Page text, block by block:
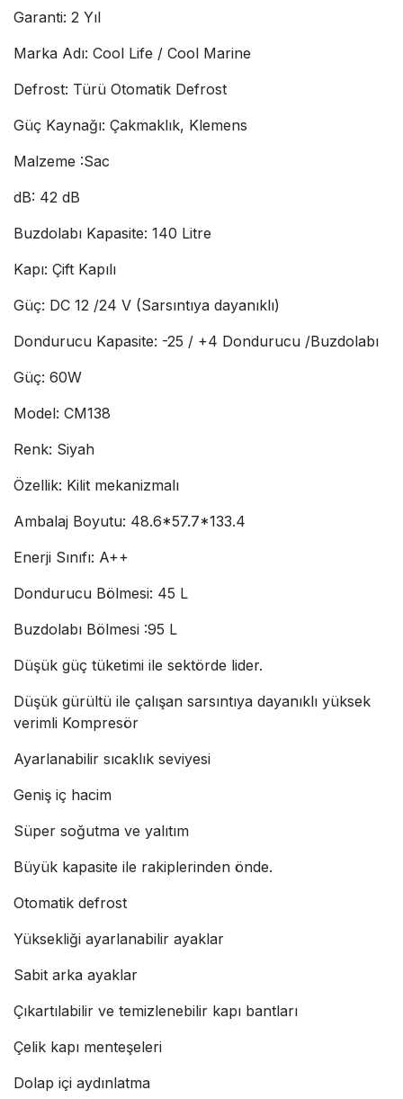
Garanti: 2 Yıl
Marka Adı: Cool Life / Cool Marine
Defrost: Türü Otomatik Defrost
Güç Kaynağı: Çakmaklık, Klemens
Malzeme :Sac
dB: 42 dB
Buzdolabı Kapasite: 140 Litre
Kapı: Çift Kapılı
Güç: DC 12 /24 V (Sarsıntıya dayanıklı)
Dondurucu Kapasite: -25 / +4 Dondurucu /Buzdolabı
Güç: 60W
Model: CM138
Renk: Siyah
Özellik: Kilit mekanizmalı
Ambalaj Boyutu: 48.6*57.7*133.4
Enerji Sınıfı: A++
Dondurucu Bölmesi: 45 L
Buzdolabı Bölmesi :95 L
Düşük güç tüketimi ile sektörde lider.
Düşük gürültü ile çalışan sarsıntıya dayanıklı yüksek
verimli Kompresör
Ayarlanabilir sıcaklık seviyesi
Geniş iç hacim
Süper soğutma ve yalıtım
Büyük kapasite ile rakiplerinden önde.
Otomatik defrost
Yüksekliği ayarlanabilir ayaklar
Sabit arka ayaklar
Çıkartılabilir ve temizlenebilir kapı bantları
Çelik kapı menteşeleri
Dolap içi aydınlatma